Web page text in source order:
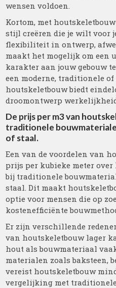
wensen voldoen.
Kortom, met
stijl creëren die je wilt voor
flexibiliteit in ontwerp,
maakt het mogelijk om een
karakter aan jouw gebouw
een moderne, traditionele
houtskeletbouw biedt
droomontwerp
De prijs per m3 van
traditionele
of staal.
Een van de voordelen van
prijs per kubieke meter
bij traditionele
staal. Dit maakt
optie voor mensen die op
kostenefficiënte
Er zijn verschillende
van houtskeletbouw lager
hout als bouwmateriaal
materialen zoals baksteen,
vereist houtskeletbouw
vergelijking met